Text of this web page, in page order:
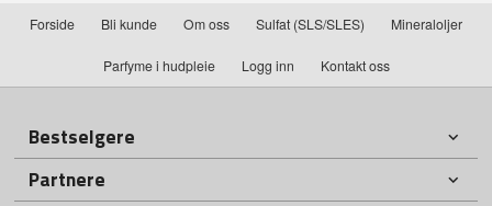
Forside Bli kunde Om oss Sulfat (SLS/SLES) Mineraloljer
Parfyme i hudpleie Logg inn Kontakt oss
Bestselgere
Partnere